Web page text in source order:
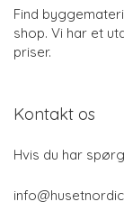
Find
shop. Vi har et
priser.
Kontakt os
Hvis du har